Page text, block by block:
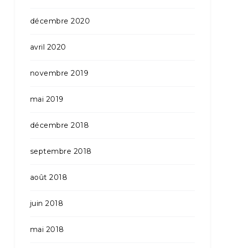
décembre 2020
avril 2020
novembre 2019
mai 2019
décembre 2018
septembre 2018
août 2018
juin 2018
mai 2018